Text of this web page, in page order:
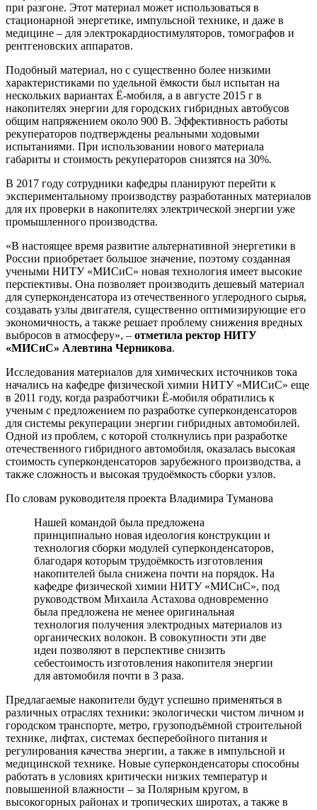
при разгоне. Этот материал может использоваться в
стационарной энергетике, импульсной технике, и даже в
медицине – для электрокардиостимуляторов, томографов и
рентгеновских аппаратов.
Подобный материал, но с существенно более низкими
характеристиками по удельной ёмкости был испытан на
нескольких вариантах Ё-мобиля, а в августе 2015 г в
накопителях энергии для городских гибридных автобусов
общим напряжением около 900 В. Эффективность работы
рекуператоров подтверждены реальными ходовыми
испытаниями. При использовании нового материала
габариты и стоимость рекуператоров снизятся на 30%.
В 2017 году сотрудники кафедры планируют перейти к
экспериментальному производству разработанных материалов
для их проверки в накопителях электрической энергии уже
промышленного производства.
«В настоящее время развитие альтернативной энергетики в
России приобретает большое значение, поэтому созданная
учеными НИТУ «МИСиС» новая технология имеет высокие
перспективы. Она позволяет производить дешевый материал
для суперконденсатора из отечественного углеродного сырья,
создавать узлы двигателя, существенно оптимизирующие его
экономичность, а также решает проблему снижения вредных
выбросов в атмосферу», – отметила ректор НИТУ
«МИСиС» Алевтина Черникова.
Исследования материалов для химических источников тока
начались на кафедре физической химии НИТУ «МИСиС» еще
в 2011 году, когда разработчики Ё-мобиля обратились к
ученым с предложением по разработке суперконденсаторов
для системы рекуперации энергии гибридных автомобилей.
Одной из проблем, с которой столкнулись при разработке
отечественного гибридного автомобиля, оказалась высокая
стоимость суперконденсаторов зарубежного производства, а
также сложность и высокая трудоёмкость сборки узлов.
По словам руководителя проекта Владимира Туманова
Нашей командой была предложена
принципиально новая идеология конструкции и
технология сборки модулей суперконденсаторов,
благодаря которым трудоёмкость изготовления
накопителей была снижена почти на порядок. На
кафедре физической химии НИТУ «МИСиС», под
руководством Михаила Астахова одновременно
была предложена не менее оригинальная
технология получения электродных материалов из
органических волокон. В совокупности эти две
идеи позволяют в перспективе снизить
себестоимость изготовления накопителя энергии
для автомобиля почти в 3 раза.
Предлагаемые накопители будут успешно применяться в
различных отраслях техники: экологически чистом личном и
городском транспорте, метро, грузоподъёмной строительной
технике, лифтах, системах бесперебойного питания и
регулирования качества энергии, а также в импульсной и
медицинской технике. Новые суперконденсаторы способны
работать в условиях критически низких температур и
повышенной влажности – за Полярным кругом, в
высокогорных районах и тропических широтах, а также в